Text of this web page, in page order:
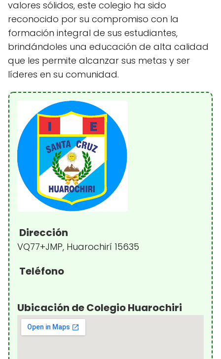
valores sólidos, este colegio ha sido
reconocido por su compromiso con la
formación integral de sus estudiantes,
brindándoles una educación de alta calidad
que les permite alcanzar sus metas y ser
líderes en su comunidad.
Dirección
VQ77+JMP, Huarochirí 15635
Teléfono
Ubicación de Colegio Huarochiri